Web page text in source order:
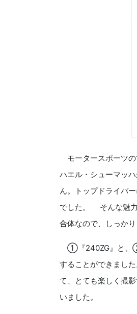
モータースポーツの
ハエル・シューマッ
ん。トップドライバ
でした。 そんな魅力
合体なので、しっか
①『240ZG』と、②
することができまし
て、とても楽しく撮
いました。